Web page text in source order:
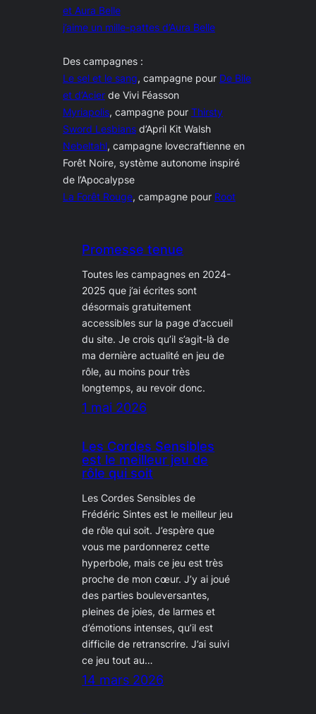
et Aura Belle
j’aime un mille-pattes d’Aura Belle
Des campagnes :
Le sel et le sang, campagne pour De Bile
et d’Acierde Vivi Féasson
Myriapolis, campagne pour Thirsty
Sword Lesbiansd’April Kit Walsh
Nebeltahl, campagne lovecraftienne en
Forêt Noire, système autonome inspiré
de l’Apocalypse
La Forêt Rouge, campagne pour Root
Promesse tenue
Toutes les campagnes en 2024-
2025 que j’ai écrites sont
désormais gratuitement
accessibles sur la page d’accueil
du site. Je crois qu’il s’agit-là de
ma dernière actualité en jeu de
rôle, au moins pour très
longtemps, au revoir donc.
1 mai 2026
Les Cordes Sensibles
est le meilleur jeu de
rôle qui soit
Les Cordes Sensibles de
Frédéric Sintes est le meilleur jeu
de rôle qui soit. J’espère que
vous me pardonnerez cette
hyperbole, mais ce jeu est très
proche de mon cœur. J’y ai joué
des parties bouleversantes,
pleines de joies, de larmes et
d’émotions intenses, qu’il est
difficile de retranscrire. J’ai suivi
ce jeu tout au…
14 mars 2026